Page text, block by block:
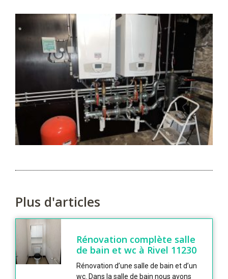
Plus d'articles
Rénovation complète salle
de bain et wc à Rivel 11230
Rénovation d’une salle de bain et d’un
wc. Dans la salle de bain nous avons